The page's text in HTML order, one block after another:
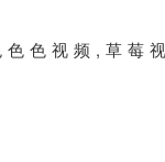
色视频,草莓